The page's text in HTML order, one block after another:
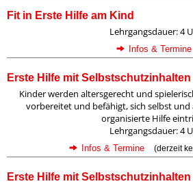
Fit in Erste Hilfe am Kind
Lehrgangsdauer: 4
Infos & Termine
Erste Hilfe mit Selbstschutzinhalten
Kinder werden altersgerecht und
vorbereitet und befähigt, sich selbst und
organisierte Hilfe
Lehrgangsdauer: 4
Infos & Termine (derzeit
Erste Hilfe mit Selbstschutzinhalten